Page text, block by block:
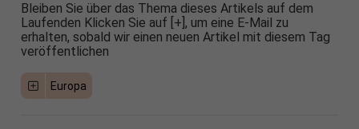
Bleiben Sie über das Thema dieses Artikels auf dem
Laufenden Klicken Sie auf [+], um eine E-Mail zu
erhalten, sobald wir einen neuen Artikel mit diesem Tag
veröffentlichen
Europa